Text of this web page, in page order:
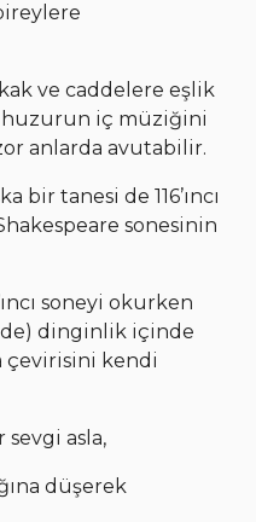
ve caddelere eşlik
huzurun iç müziğini
anlarda avutabilir.
bir tanesi de 116’ıncı
sonesinin
soneyi okurken
dinginlik içinde
çevirisini kendi
sevgi asla,
düşerek